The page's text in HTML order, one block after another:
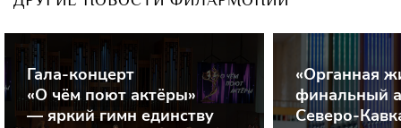
Гала-концерт
«О чём поют актёры»
— яркий гимн единству
«Органная
финальный
Северо-